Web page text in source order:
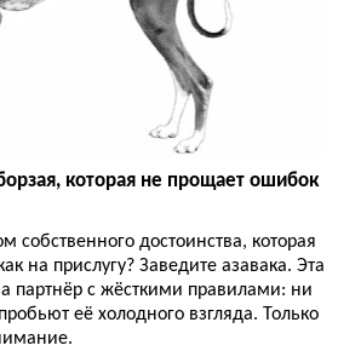
которая не прощает ошибок
собственного достоинства, которая
на прислугу? Заведите азавака. Эта
партнёр с жёсткими правилами: ни
её холодного взгляда. Только